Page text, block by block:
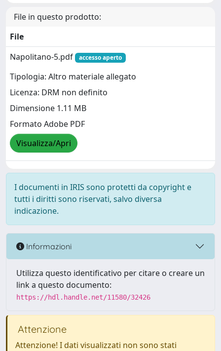
File in questo prodotto:
File
Napolitano-5.pdf
accesso aperto
Tipologia: Altro materiale allegato
Licenza: DRM non definito
Dimensione 1.11 MB
Formato Adobe PDF
Visualizza/Apri
I documenti in IRIS sono protetti da copyright e
tutti i diritti sono riservati, salvo diversa
indicazione.
Informazioni
Utilizza questo identificativo per citare o creare un
link a questo documento:
https://hdl.handle.net/11580/32426
Attenzione
Attenzione! I dati visualizzati non sono stati